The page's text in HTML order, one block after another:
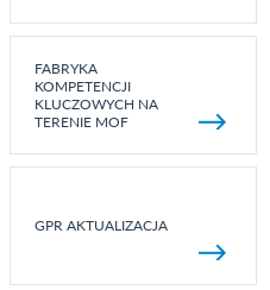
FABRYKA
KOMPETENCJI
KLUCZOWYCH NA
TERENIE MOF
GPR AKTUALIZACJA